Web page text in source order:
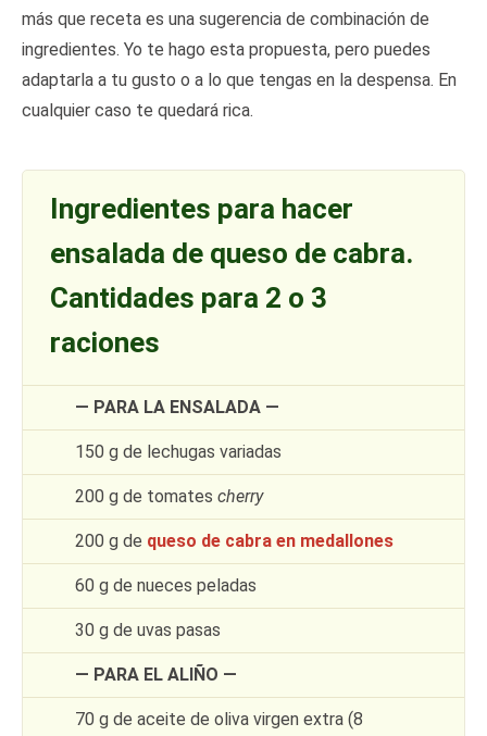
más que receta es una sugerencia de combinación de
ingredientes. Yo te hago esta propuesta, pero puedes
adaptarla a tu gusto o a lo que tengas en la despensa. En
cualquier caso te quedará rica.
Ingredientes para hacer
ensalada de queso de cabra.
Cantidades para 2 o 3
raciones
— PARA LA ENSALADA —
150 g de lechugas variadas
200 g de tomates cherry
200 g de queso de cabra en medallones
60 g de nueces peladas
30 g de uvas pasas
— PARA EL ALIÑO —
70 g de aceite de oliva virgen extra (8